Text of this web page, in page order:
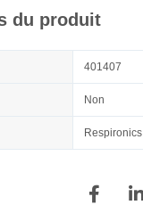
du produit
401407
Non
Respironics